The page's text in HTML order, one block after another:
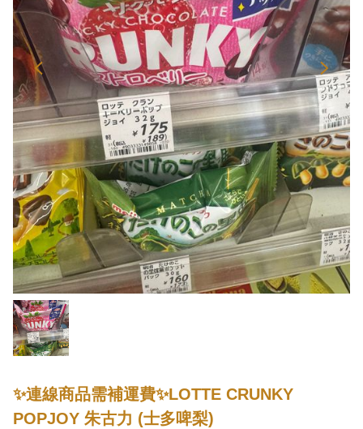
✨連線商品需補運費✨LOTTE CRUNKY
POPJOY 朱古力 (士多啤梨)